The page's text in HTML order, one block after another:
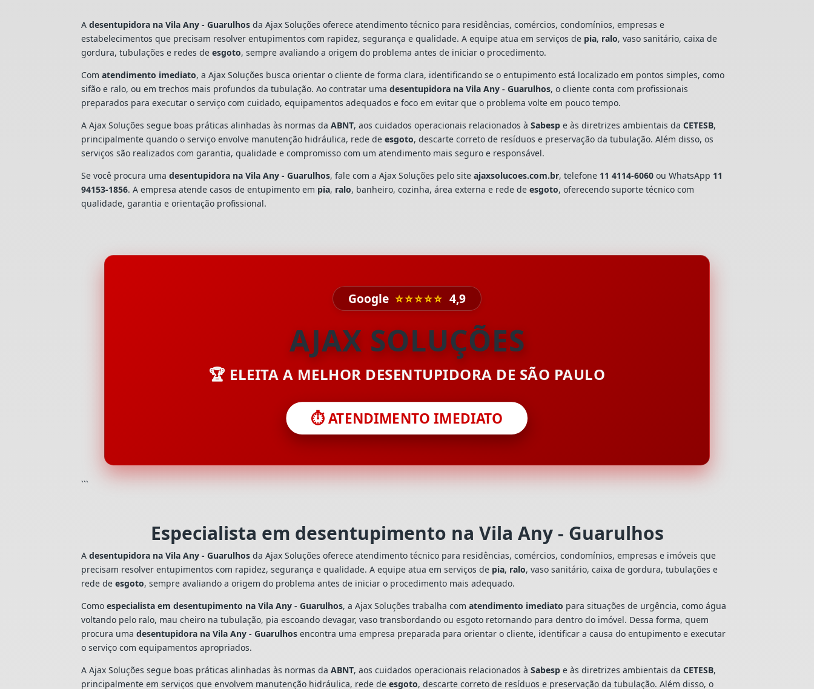
Adesentupidora na Vila Any - Guarulhos da Ajax Soluções oferece atendimento técnico para residências, comércios, condomínios, empresas e
estabelecimentos que precisam resolver entupimentos com rapidez, segurança e qualidade. A equipe atua em serviços de pia, ralo, vaso sanitário, caixa de
gordura, tubulações e redes deesgoto, sempre avaliando a origem do problema antes de iniciar o procedimento.
Comatendimento imediato, a Ajax Soluções busca orientar o cliente de forma clara, identificando se o entupimento está localizado em pontos simples, como
sifão e ralo, ou em trechos mais profundos da tubulação. Ao contratar umadesentupidora na Vila Any - Guarulhos, o cliente conta com profissionais
preparados para executar o serviço com cuidado, equipamentos adequados e foco em evitar que o problema volte em pouco tempo.
A Ajax Soluções segue boas práticas alinhadas às normas daABNT, aos cuidados operacionais relacionados àSabesp e às diretrizes ambientais daCETESB,
principalmente quando o serviço envolve manutenção hidráulica, rede deesgoto, descarte correto de resíduos e preservação da tubulação. Além disso, os
serviços são realizados com garantia, qualidade e compromisso com um atendimento mais seguro e responsável.
Se você procura umadesentupidora na Vila Any - Guarulhos, fale com a Ajax Soluções pelo siteajaxsolucoes.com.br, telefone 11 4114-6060 ou WhatsApp 11
94153-1856. A empresa atende casos de entupimento em pia, ralo, banheiro, cozinha, área externa e rede deesgoto, oferecendo suporte técnico com
qualidade, garantia e orientação profissional.
Google ⭐⭐⭐⭐⭐ 4,9
AJAX SOLUÇÕES
🏆 ELEITA A MELHOR DESENTUPIDORA DE SÃO PAULO
⏱️ ATENDIMENTO IMEDIATO
```
Especialista em desentupimento na Vila Any - Guarulhos
Adesentupidora na Vila Any - Guarulhos da Ajax Soluções oferece atendimento técnico para residências, comércios, condomínios, empresas e imóveis que
precisam resolver entupimentos com rapidez, segurança e qualidade. A equipe atua em serviços de pia, ralo, vaso sanitário, caixa de gordura, tubulações e
rede deesgoto, sempre avaliando a origem do problema antes de iniciar o procedimento mais adequado.
Comoespecialista em desentupimento na Vila Any - Guarulhos, a Ajax Soluções trabalha comatendimento imediato para situações de urgência, como água
voltando pelo ralo, mau cheiro na tubulação, pia escoando devagar, vaso transbordando ou esgoto retornando para dentro do imóvel. Dessa forma, quem
procura umadesentupidora na Vila Any - Guarulhos encontra uma empresa preparada para orientar o cliente, identificar a causa do entupimento e executar
o serviço com equipamentos apropriados.
A Ajax Soluções segue boas práticas alinhadas às normas daABNT, aos cuidados operacionais relacionados àSabesp e às diretrizes ambientais daCETESB,
principalmente em serviços que envolvem manutenção hidráulica, rede deesgoto, descarte correto de resíduos e preservação da tubulação. Além disso, o